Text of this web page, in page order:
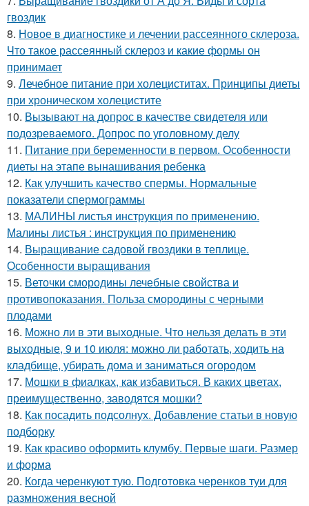
гвоздик
8. Новое в диагностике и лечении рассеянного склероза.
Что такое рассеянный склероз и какие формы он
принимает
9. Лечебное питание при холециститах. Принципы диеты
при хроническом холецистите
10. Вызывают на допрос в качестве свидетеля или
подозреваемого. Допрос по уголовному делу
11. Питание при беременности в первом. Особенности
диеты на этапе вынашивания ребенка
12. Как улучшить качество спермы. Нормальные
показатели спермограммы
13. МАЛИНЫ листья инструкция по применению.
Малины листья : инструкция по применению
14. Выращивание садовой гвоздики в теплице.
Особенности выращивания
15. Веточки смородины лечебные свойства и
противопоказания. Польза смородины с черными
плодами
16. Можно ли в эти выходные. Что нельзя делать в эти
выходные, 9 и 10 июля: можно ли работать, ходить на
кладбище, убирать дома и заниматься огородом
17. Мошки в фиалках, как избавиться. В каких цветах,
преимущественно, заводятся мошки?
18. Как посадить подсолнух. Добавление статьи в новую
подборку
19. Как красиво оформить клумбу. Первые шаги. Размер
и форма
20. Когда черенкуют тую. Подготовка черенков туи для
размножения весной